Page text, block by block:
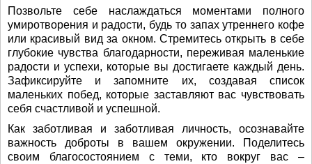
Позвольте себе наслаждаться моментами полного
умиротворения и радости, будь то запах утреннего кофе
или красивый вид за окном. Стремитесь открыть в себе
глубокие чувства благодарности, переживая маленькие
радости и успехи, которые вы достигаете каждый день.
Зафиксируйте и запомните их, создавая список
маленьких побед, которые заставляют вас чувствовать
себя счастливой и успешной.
Как заботливая и заботливая личность, осознавайте
важность доброты в вашем окружении. Поделитесь
своим благосостоянием с теми, кто вокруг вас –